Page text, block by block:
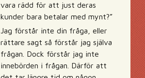
vara rädd för att just deras
kunder bara betalar med mynt?”
Jag förstår inte din fråga, eller
rättare sagt så förstår jag själva
frågan. Dock förstår jag inte
innebörden i frågan. Därför att